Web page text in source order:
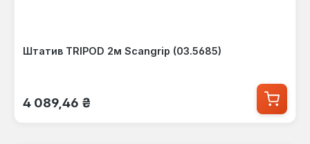
Штатив TRIPOD 2м Scangrip (03.5685)
Звичайна ціна:
4 089,46 ₴